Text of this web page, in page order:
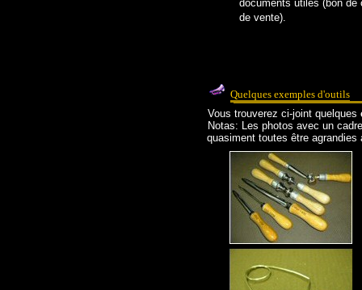
documents utiles (bon de
de vente).
Quelques exemples d'outils
Vous trouverez ci-joint quelques
Notas: Les photos avec un
quasiment toutes être